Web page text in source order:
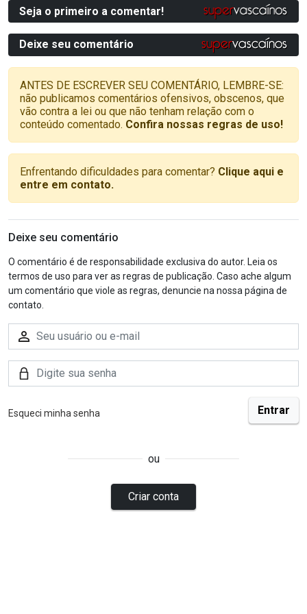
Seja o primeiro a comentar!
Deixe seu comentário
ANTES DE ESCREVER SEU COMENTÁRIO, LEMBRE-SE:
não publicamos comentários ofensivos, obscenos, que
vão contra a lei ou que não tenham relação com o
conteúdo comentado. Confira nossas regras de uso!
Enfrentando dificuldades para comentar? Clique aqui e
entre em contato.
Deixe seu comentário
O comentário é de responsabilidade exclusiva do autor. Leia os
termos de uso para ver as regras de publicação. Caso ache algum
um comentário que viole as regras, denuncie na nossa página de
contato.
Esqueci minha senha
ou
Criar conta